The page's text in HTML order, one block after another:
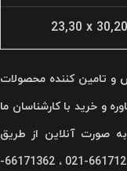
23,30 x
و تامین کننده محصولات
و خرید با کارشناسان ما
به صورت آنلاین از طریق
واتساپ ( 09389063090 ) و یا با شماره های 66171282-021 ، 66171362-